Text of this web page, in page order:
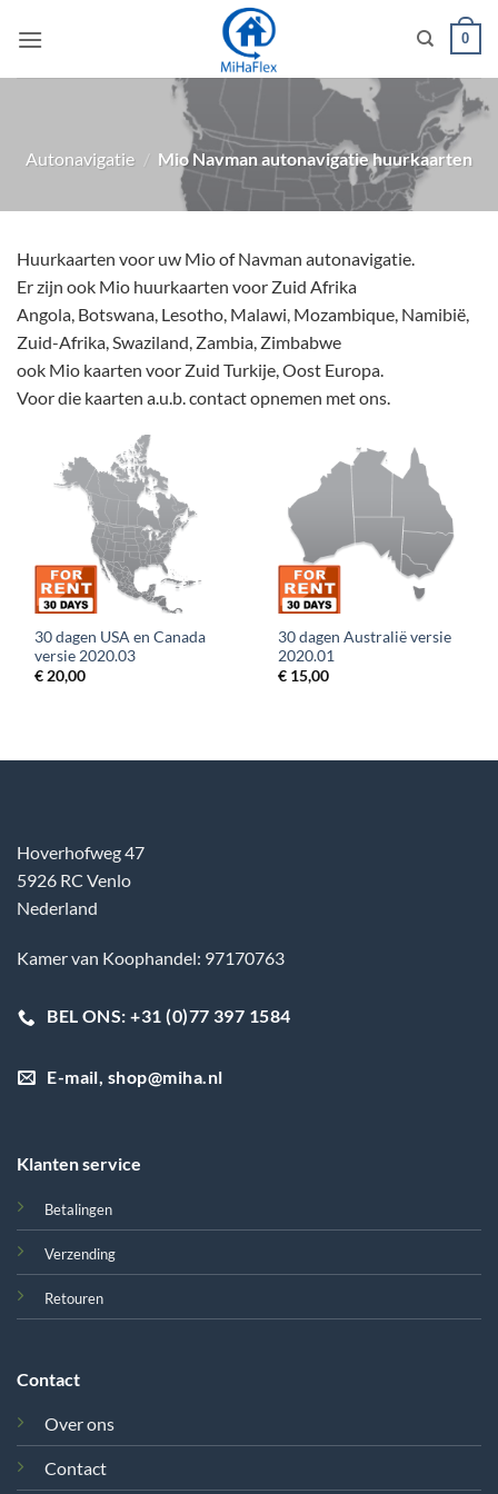
naar
0
Autonavigatie / Mio Navman autonavigatie huurkaarten
Huurkaarten voor uw Mio of Navman autonavigatie.
Er zijn ook Mio huurkaarten voor Zuid Afrika
Angola, Botswana, Lesotho, Malawi, Mozambique, Namibië,
Zuid-Afrika, Swaziland, Zambia, Zimbabwe
ook Mio kaarten voor Zuid Turkije, Oost Europa.
Voor die kaarten a.u.b. contact opnemen met ons.
30 dagen USA en Canada
versie 2020.03
€ 20,00
30 dagen Australië versie
2020.01
€ 15,00
Hoverhofweg 47
5926 RC Venlo
Nederland
Kamer van Koophandel: 97170763
BEL ONS: +31 (0)77 397 1584
E-mail, shop@miha.nl
Klanten service
Betalingen
Verzending
Retouren
Contact
Over ons
Contact